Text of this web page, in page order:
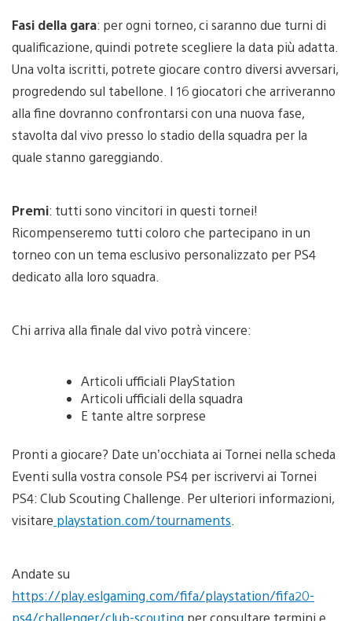
Fasi della gara: per ogni torneo, ci saranno due turni di
qualificazione, quindi potrete scegliere la data più adatta.
Una volta iscritti, potrete giocare contro diversi avversari,
progredendo sul tabellone. I 16 giocatori che arriveranno
alla fine dovranno confrontarsi con una nuova fase,
stavolta dal vivo presso lo stadio della squadra per la
quale stanno gareggiando.
Premi: tutti sono vincitori in questi tornei!
Ricompenseremo tutti coloro che partecipano in un
torneo con un tema esclusivo personalizzato per PS4
dedicato alla loro squadra.
Chi arriva alla finale dal vivo potrà vincere:
Articoli ufficiali PlayStation
Articoli ufficiali della squadra
E tante altre sorprese
Pronti a giocare? Date un’occhiata ai Tornei nella scheda
Eventi sulla vostra console PS4 per iscrivervi ai Tornei
PS4: Club Scouting Challenge. Per ulteriori informazioni,
visitare playstation.com/tournaments
Andate su
https://play.eslgaming.com/fifa/playstation/fifa20-
ps4/challenger/club-scouting per consultare termini e